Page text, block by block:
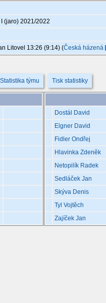
(jaro) 2021/2022
Litovel 13:26 (9:14)(Česká házená
Statistika týmu Tisk statistiky
Dostál David
Elgner David
Fidler Ondřej
Hlavinka Zdeněk
Netopilík Radek
Sedláček Jan
Skýva Denis
Tyl Vojtěch
Zajíček Jan